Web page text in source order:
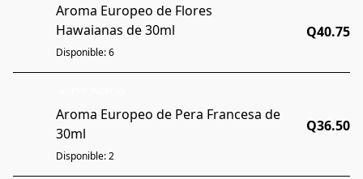
Aroma Europeo de Flores
Hawaianas de 30ml
Disponible: 6
Q40.75
Aroma Europeo de Pera Francesa de
30ml
Disponible: 2
Q36.50